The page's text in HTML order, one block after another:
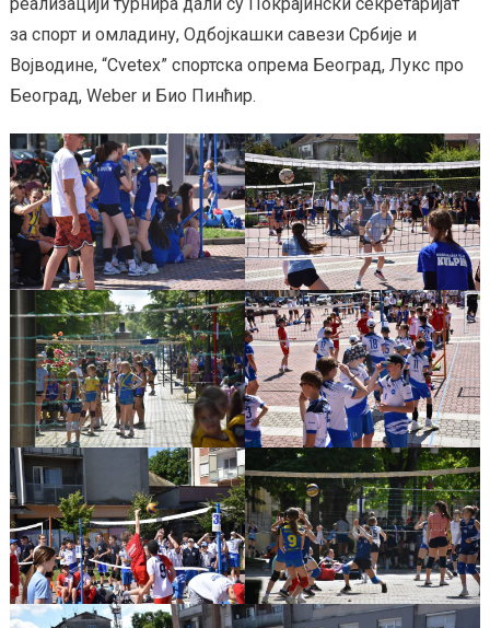
за спорт и омладину, Одбојкашки савези Србије и
Војводине, “Cvetex” спортска опрема Београд, Лукс про
Београд, Weber и Био Пинћир.